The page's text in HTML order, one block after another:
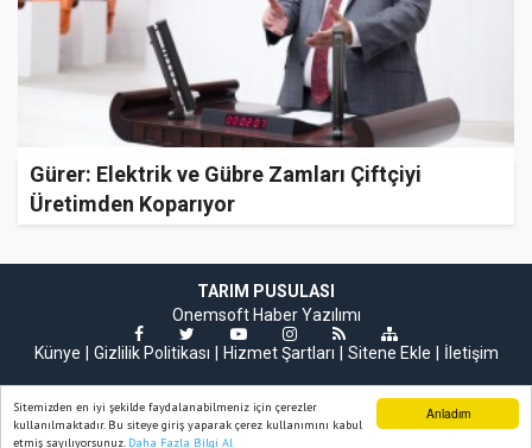
Anladım
Sitemizden en iyi şekilde faydalanabilmeniz için çerezler
kullanılmaktadır. Bu siteye giriş yaparak çerez kullanımını kabul
etmiş sayılıyorsunuz. Daha Fazla Bilgi Al
Gürer: Elektrik ve Gübre Zamları Çiftçiyi
Üretimden Koparıyor
TARIM PUSULASI
Onemsoft Haber Yazılımı
Künye
Gizlilik Politikası Hizmet Şartları Sitene Ekle İletişim